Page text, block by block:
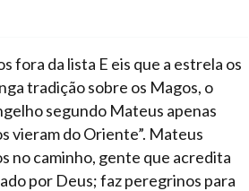
fora da lista E eis que a estrela os
tradição sobre os Magos, o
segundo Mateus apenas
vieram do Oriente”. Mateus
no caminho, gente que acredita
por Deus; faz peregrinos para